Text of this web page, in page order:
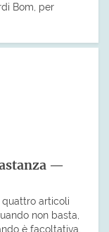
Bom, per
—
quattro articoli
non basta,
è facoltativa.